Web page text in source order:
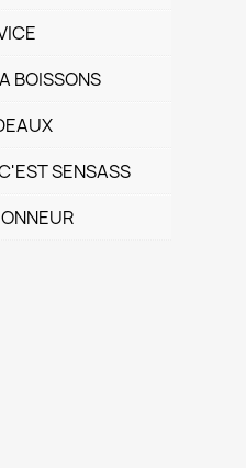
BOISSONS
SENSASS